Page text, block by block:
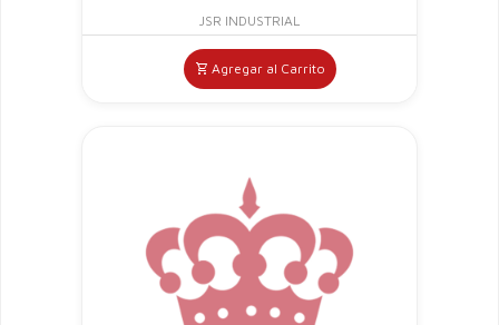
JSR INDUSTRIAL
Agregar al Carrito